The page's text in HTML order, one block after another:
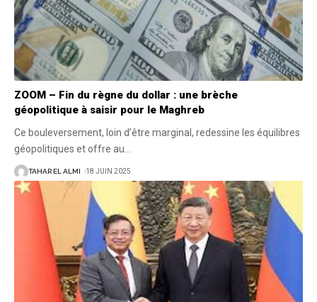
ZOOM – Fin du règne du dollar : une brèche
géopolitique à saisir pour le Maghreb
Ce bouleversement, loin d’être marginal, redessine les équilibres
géopolitiques et offre au
TAHAR EL ALMI 18 JUIN 2025